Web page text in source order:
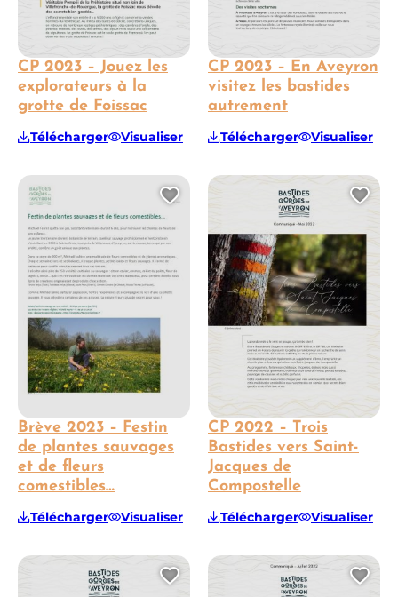
CP 2023 – Jouez les
explorateurs à la
grotte de Foissac
Télécharger Visualiser
CP 2023 – En Aveyron
visitez les bastides
autrement
Télécharger Visualiser
Brève 2023 – Festin
de plantes sauvages
et de fleurs
comestibles…
Télécharger Visualiser
Ajouter cette page au
CP 2022 – Trois
Bastides vers Saint-
Jacques de
Compostelle
Télécharger Visualiser
Ajouter cette page au